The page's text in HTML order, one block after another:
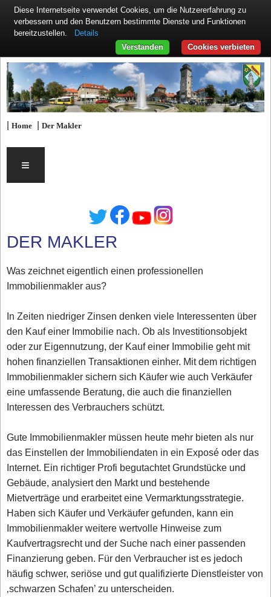
|Home |Der Makler
≡
DER MAKLER
Was zeichnet eigentlich einen professionellen
Immobilienmakler aus?
In Zeiten niedriger Zinsen denken viele Interessenten über
den Kauf einer Immobilie nach. Ob als Investitionsobjekt
oder zur Eigennutzung, der Kauf einer Immobilie geht mit
hohen finanziellen Transaktionen einher. Mit dem richtigen
Immobilienmakler sichern sich Käufer wie auch Verkäufer
eine umfassende Beratung, die auch die finanziellen
Interessen des Verbrauchers schützt.
Gute Immobilienmakler müssen heute mehr bieten als nur
das Einstellen der Immobiliendaten in ein Exposé oder das
Internet. Ein richtiger Profi begutachtet Grundstücke und
Gebäude, analysiert den Markt und bestehende
Mietverträge und erarbeitet eine Vermarktungsstrategie.
Haben sich Käufer und Verkäufer gefunden, kann ein
Immobilienmakler weitere wertvolle Hinweise zum
Kaufvertragsrecht und der Suche nach einer passenden
Finanzierung geben. Für den Verbraucher ist es jedoch
häufig schwer, seriöse und gut qualifizierte Dienstleister von
‚schwarzen Schafen’ zu unterscheiden.
Diese Internetseite verwendet Cookies, um die Nutzererfahrung zu
verbessern und den Benutzern bestimmte Dienste und Funktionen
bereitzustellen.
Details
Cookies verbieten
Verstanden